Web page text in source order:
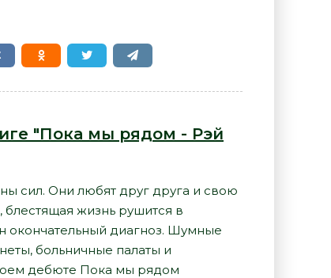
"Пока мы рядом - Рэй
сил. Они любят друг друга и свою
жизнь рушится в
окончательный диагноз. Шумные
больничные палаты и
дебюте Пока мы рядом